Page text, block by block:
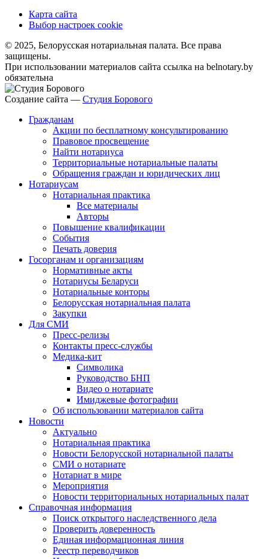
Карта сайта
Выбор настроек cookie
© 2025, Белорусская нотариальная палата. Все права
защищены.
При использовании материалов сайта ссылка на belnotary.by
обязательна
Создание сайта — Студия Борового
Гражданам
Акции по бесплатному консультированию
Правовое просвещение
Найти нотариуса
Территориальные нотариальные палаты
Обращения граждан и юридических лиц
Нотариусам
Нотариальная практика
Все материалы
Авторы
Повышение квалификации
События
Печать доверия
Госорганам и организациям
Нормативные акты
Нотариусы Беларуси
Нотариальные конторы
Белорусская нотариальная палата
Закупки
Для СМИ
Пресс-релизы
Контакты пресс-службы
Медика-кит
Символика
Руководство БНП
Видео о нотариате
Имиджевые фотографии
Об использовании материалов сайта
Новости
Актуально
Нотариальная практика
Новости Белорусской нотариальной палаты
СМИ о нотариате
Нотариат в мире
Мероприятия
Новости территориальных нотариальных палат
Справочная информация
Поиск открытого наследственного дела
Проверить доверенность
Единая информационная линия
Реестр переводчиков